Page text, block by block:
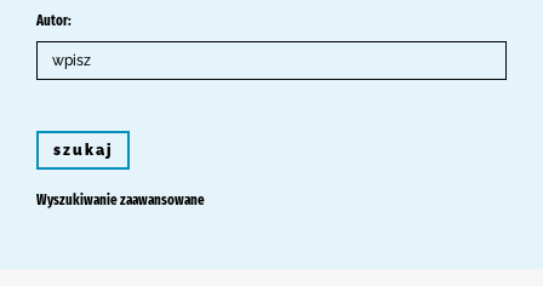
Autor:
szukaj
Wyszukiwanie zaawansowane